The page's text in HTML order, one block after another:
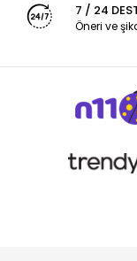
7 / 24
Öneri ve